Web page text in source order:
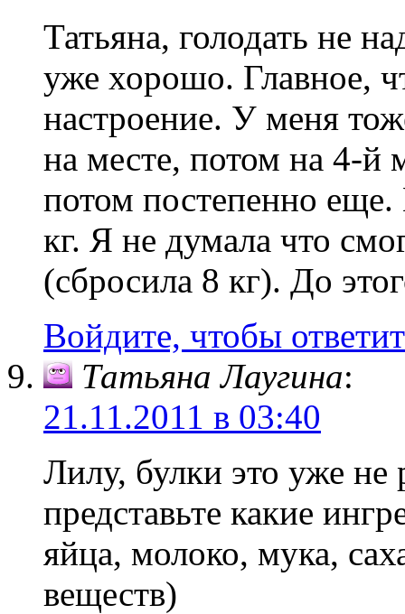
Татьяна, голодать не
уже хорошо. Главное,
настроение. У меня
на месте, потом на 4-й
потом постепенно еще.
кг. Я не думала что
(сбросила 8 кг). До
Войдите, чтобы
Татьяна Лаугина:
21.11.2011 в 03:40
Лилу, булки это уже не
представьте какие
яйца, молоко, мука,
веществ)